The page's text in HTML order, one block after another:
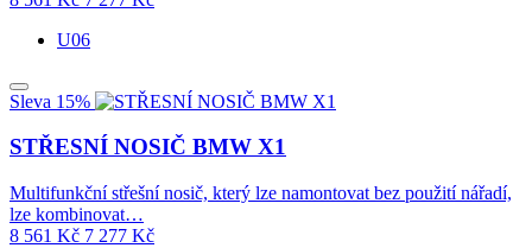
U06
Sleva 15%
STŘESNÍ NOSIČ BMW X1
Multifunkční střešní nosič, který lze namontovat bez použití nářadí,
lze kombinovat…
8 561 Kč 7 277 Kč